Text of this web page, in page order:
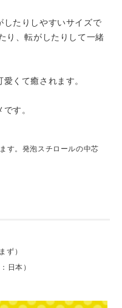
したりしやすいサイズで
り、転がしたりして一緒
くて癒されます。
す。
す。発泡スチロールの中芯
ず）
日本）